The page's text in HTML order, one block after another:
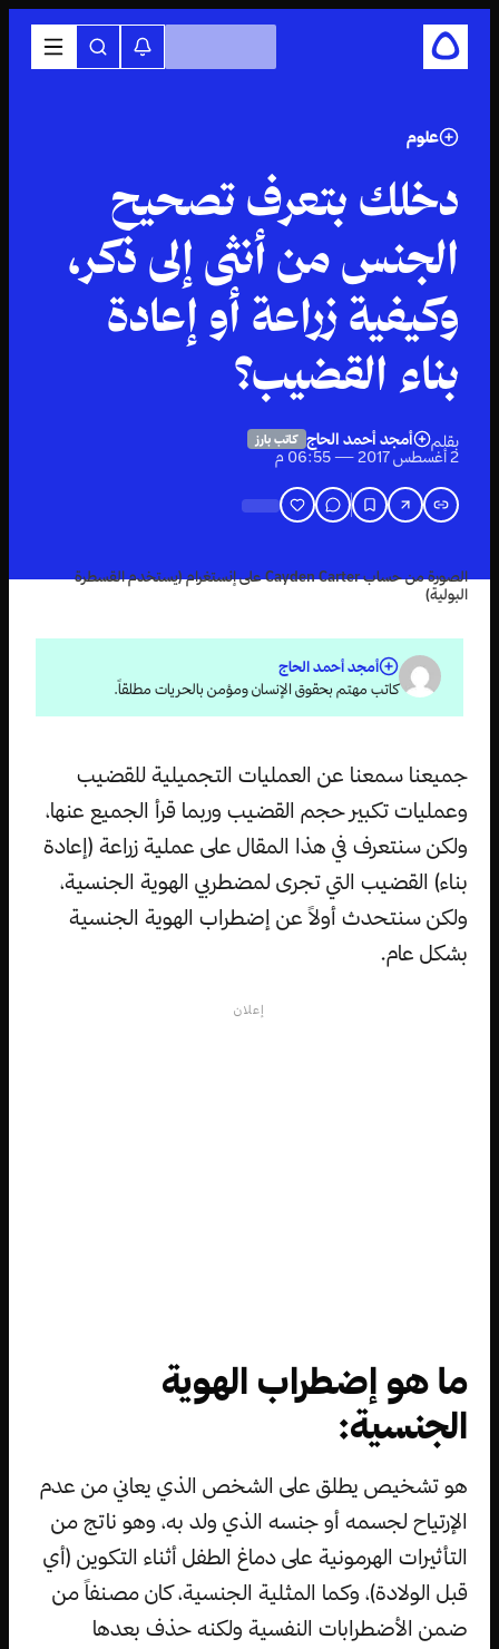
علوم
دخلك بتعرف تصحيح
الجنس من أنثى إلى ذكر،
وكيفية زراعة أو إعادة
بناء القضيب؟
بقلم أمجد أحمد الحاج كاتب بارز
2 أغسطس 2017 — 06:55 م
الصورة من حساب Cayden Carter على إنستغرام (يستخدم القسطرة
البولية)
أمجد أحمد الحاج
كاتب مهتم بحقوق الإنسان ومؤمن بالحريات مطلقاً.
جميعنا سمعنا عن العمليات التجميلية للقضيب
وعمليات تكبير حجم القضيب وربما قرأ الجميع عنها،
ولكن سنتعرف في هذا المقال على عملية زراعة (إعادة
بناء) القضيب التي تجرى لمضطربي الهوية الجنسية،
ولكن سنتحدث أولاً عن إضطراب الهوية الجنسية
بشكل عام.
إعلان
ما هو إضطراب الهوية
الجنسية:
هو تشخيص يطلق على الشخص الذي يعاني من عدم
الإرتياح لجسمه أو جنسه الذي ولد به، وهو ناتج من
التأثيرات الهرمونية على دماغ الطفل أثناء التكوين (أي
قبل الولادة)، وكما المثلية الجنسية، كان مصنفاً من
ضمن الأضطرابات النفسية ولكنه حذف بعدها